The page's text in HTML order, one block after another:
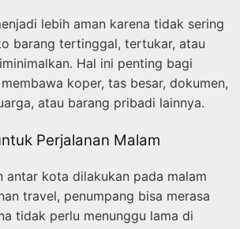
lebih aman karena tidak sering
barang tertinggal, tertukar, atau
Hal ini penting bagi
koper, tas besar, dokumen,
atau barang pribadi lainnya.
Perjalanan Malam
antar kota dilakukan pada malam
travel, penumpang bisa merasa
tidak perlu menunggu lama di